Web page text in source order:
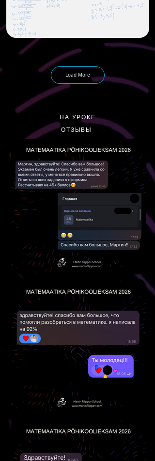
Load More
НА УРОКЕ
ОТЗЫВЫ